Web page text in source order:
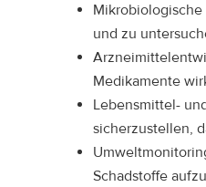
und zu
Medikamente
Lebensmittel-
sicherzustellen,
Schadstoffe